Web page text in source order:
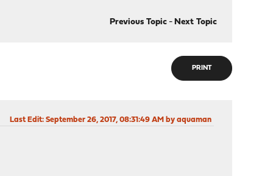
Previous Topic- Next Topic
PRINT
Last Edit: September 26, 2017, 08:31:49 AM by aquaman